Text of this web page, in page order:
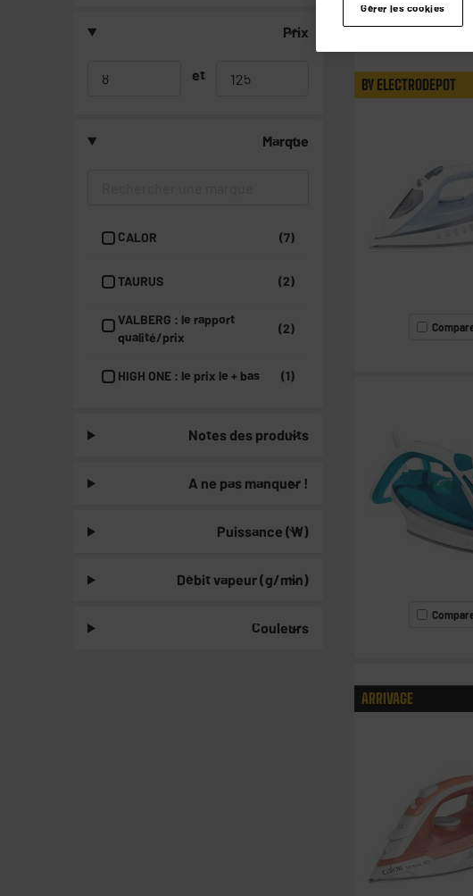
Prix
et
Marque
CALOR (7)
TAURUS (2)
VALBERG : le rapport
qualité/prix
(2)
HIGH ONE : le prix le + bas (1)
Notes des produits
A ne pas manquer !
Puissance (W)
Débit vapeur (g/min)
Couleurs
BY ELECTRODEPOT
ARRIVAGE
Gérer les cookies